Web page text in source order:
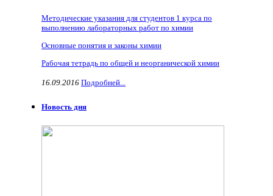
Методические указания для студентов 1 курса по
выполнению лабораторных работ по химии
Основные понятия и законы химии
Рабочая тетрадь по общей и неорганической химии
16.09.2016 Подробней...
Новость дня